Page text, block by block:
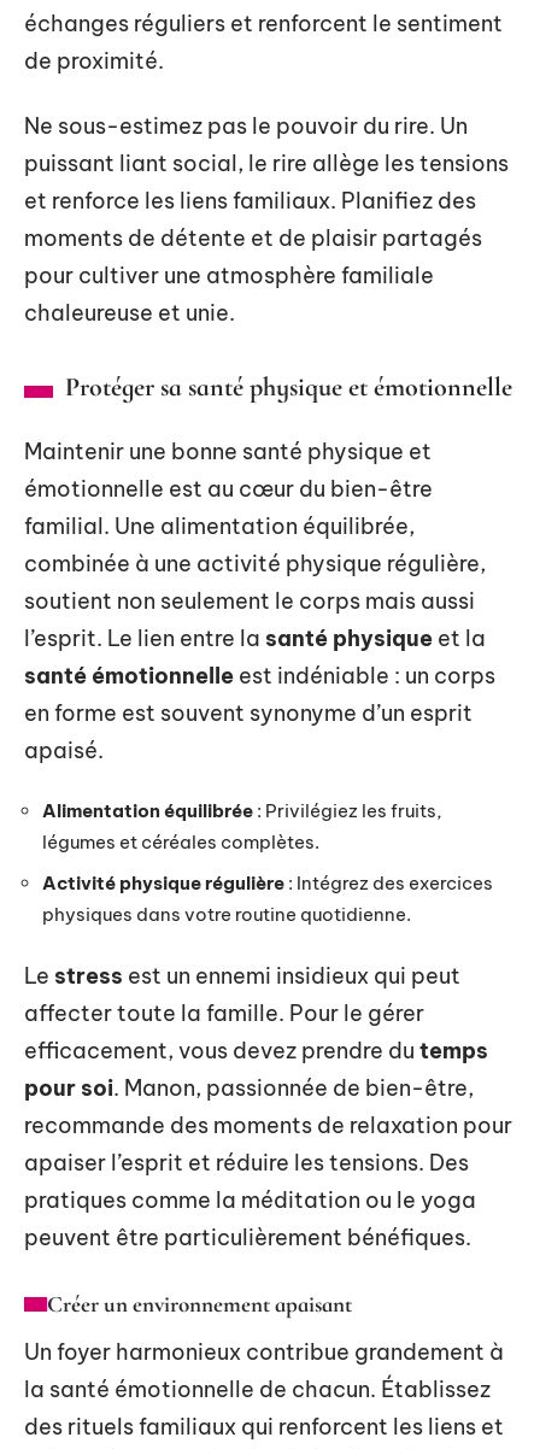
échanges réguliers et renforcent le sentiment
de proximité.
Ne sous-estimez pas le pouvoir du rire. Un
puissant liant social, le rire allège les tensions
et renforce les liens familiaux. Planifiez des
moments de détente et de plaisir partagés
pour cultiver une atmosphère familiale
chaleureuse et unie.
Protéger sa santé physique et émotionnelle
Maintenir une bonne santé physique et
émotionnelle est au cœur du bien-être
familial. Une alimentation équilibrée,
combinée à une activité physique régulière,
soutient non seulement le corps mais aussi
l’esprit. Le lien entre la santé physique et la
santé émotionnelle est indéniable : un corps
en forme est souvent synonyme d’un esprit
apaisé.
Alimentation équilibrée : Privilégiez les fruits,
légumes et céréales complètes.
Activité physique régulière : Intégrez des exercices
physiques dans votre routine quotidienne.
Le stress est un ennemi insidieux qui peut
affecter toute la famille. Pour le gérer
efficacement, vous devez prendre du temps
pour soi. Manon, passionnée de bien-être,
recommande des moments de relaxation pour
apaiser l’esprit et réduire les tensions. Des
pratiques comme la méditation ou le yoga
peuvent être particulièrement bénéfiques.
Créer un environnement apaisant
Un foyer harmonieux contribue grandement à
la santé émotionnelle de chacun. Établissez
des rituels familiaux qui renforcent les liens et